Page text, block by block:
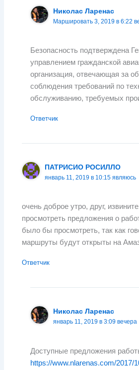
Николас Ларенас
Маршировать 3, 2019 в 6:22
Безопасность подтверждена
управлением гражданской
организация, отвечающая за
соблюдения требований по
обслуживанию, требуемых
Ответчик
ПАТРИСИО РОСИЛЛО
январь 11, 2019 в 10:15 являюсь
очень доброе утро, друг,
просмотреть предложения о
было бы просмотреть, так как
маршруты будут открыты на
Ответчик
Николас Ларенас
январь 11, 2019 в 3:09 вечера
Доступные предложения
https://www.nlarenas.com/2017/